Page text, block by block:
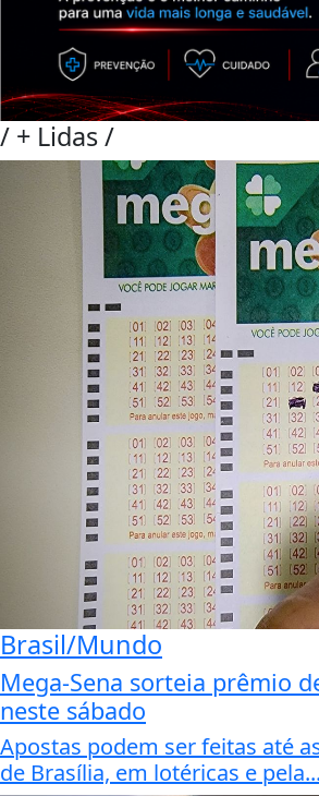
/ + Lidas/
Brasil/Mundo
Mega-Sena sorteia prêmio
neste sábado
Apostas podem ser feitas até
de Brasília, em lotéricas e pela...